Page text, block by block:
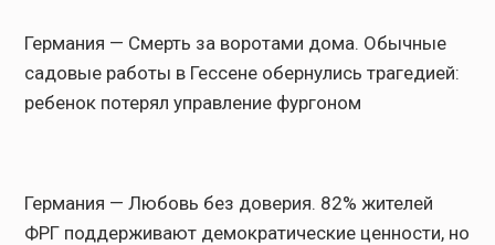
Германия — Смерть за воротами дома. Обычные
садовые работы в Гессене обернулись трагедией:
ребенок потерял управление фургоном
Германия — Любовь без доверия. 82% жителей
ФРГ поддерживают демократические ценности, но